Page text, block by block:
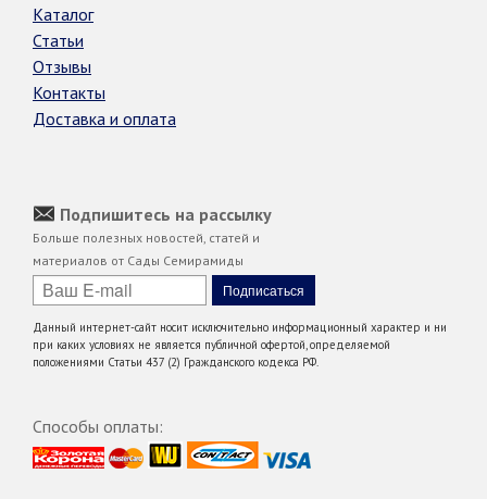
Каталог
Статьи
Отзывы
Контакты
Доставка и оплата
Подпишитесь на рассылку
Больше полезных новостей, статей и
материалов от Сады Семирамиды
Данный интернет-сайт носит исключительно информационный характер и ни
при каких условиях не является публичной офертой, определяемой
положениями Статьи 437 (2) Гражданского кодекса РФ.
Способы оплаты: